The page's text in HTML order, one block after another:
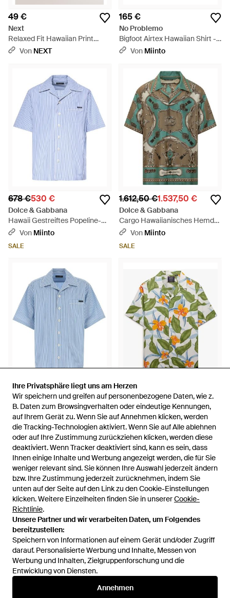
Ihre Privatsphäre liegt uns am Herzen
Wir speichern und greifen auf personenbezogene Daten, wie z.
B. Daten zum Browsingverhalten oder eindeutige Kennungen,
auf Ihrem Gerät zu. Wenn Sie auf Annehmen klicken, werden
die Tracking-Technologien aktiviert. Wenn Sie auf Alle ablehnen
oder auf Ihre Zustimmung zurückziehen klicken, werden diese
deaktiviert. Wenn Tracker deaktiviert sind, kann es sein, dass
Ihnen einige Inhalte und Werbung angezeigt werden, die für Sie
weniger relevant sind. Sie können Ihre Auswahl jederzeit ändern
bzw. Ihre Zustimmung jederzeit zurücknehmen, indem Sie
unten auf der Seite auf den Link zu den Cookie-Einstellungen
klicken. Weitere Einzelheiten finden Sie in unsererCookie-
Richtlinie.
Unsere Partner und wir verarbeiten Daten, um Folgendes
bereitzustellen:
Speichern von Informationen auf einem Gerät und/oder Zugriff
darauf. Personalisierte Werbung und Inhalte, Messen von
Werbung und Inhalten, Zielgruppenforschung und die
Entwicklung von Diensten.
Annehmen
Ihre Privatsphäre liegt uns am Herzen
Wir speichern und greifen auf personenbezogene Daten, wie z.
B. Daten zum Browsingverhalten oder eindeutige Kennungen,
auf Ihrem Gerät zu. Wenn Sie auf Annehmen klicken, werden
die Tracking-Technologien aktiviert. Wenn Sie auf Alle ablehnen
oder auf Ihre Zustimmung zurückziehen klicken, werden diese
deaktiviert. Wenn Tracker deaktiviert sind, kann es sein, dass
Ihnen einige Inhalte und Werbung angezeigt werden, die für Sie
weniger relevant sind. Sie können Ihre Auswahl jederzeit ändern
bzw. Ihre Zustimmung jederzeit zurücknehmen, indem Sie
unten auf der Seite auf den Link zu den Cookie-Einstellungen
klicken. Weitere Einzelheiten finden Sie in unsererCookie-
Richtlinie.
Unsere Partner und wir verarbeiten Daten, um Folgendes
bereitzustellen:
Speichern von Informationen auf einem Gerät und/oder Zugriff
darauf. Personalisierte Werbung und Inhalte, Messen von
Werbung und Inhalten, Zielgruppenforschung und die
Entwicklung von Diensten.
Annehmen
49 €
Next
Relaxed Fit Hawaiian Print
Revere Collar Short Sleeve
Von NEXT
165 €
No Problemo
Bigfoot Airtex Hawaiian Shirt -
Schwarz
Von Miinto
678 €530 €
Dolce & Gabbana
Hawaii Gestreiftes Popeline-
Hemd - Blau
Von Miinto
SALE
1.612,50 €1.537,50 €
Dolce & Gabbana
Cargo Hawaiianisches Hemd
Aus Bedrucktem,
Grün
Von Miinto
SALE
678 €508,50 €
Dolce & Gabbana
Hawaii Striped Poplin Shirt -
BlauVon Miinto
SALE
72 €36 €
Superdry
Hawaiian Print Short Sleeve
Shirt - Grün
VonNEXT
SALE
795 €